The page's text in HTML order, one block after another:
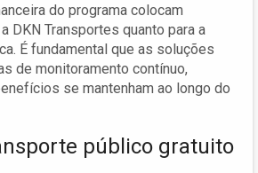
do programa colocam
DKN Transportes quanto para a
É fundamental que as soluções
de monitoramento contínuo,
se mantenham ao longo do
público gratuito